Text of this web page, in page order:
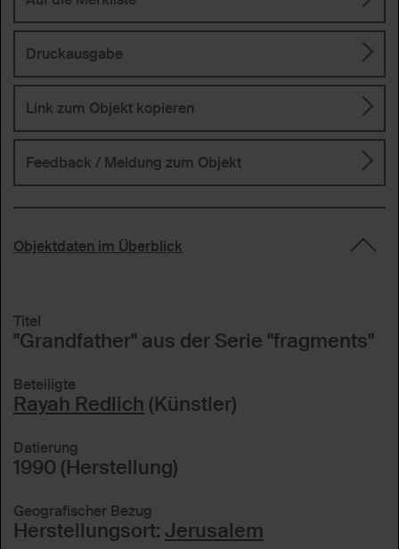
Druckausgabe
Link zum Objekt kopieren
Feedback / Meldung zum Objekt
Objektdaten im Überblick
Titel
"Grandfather" aus der Serie "fragments"
Beteiligte
Rayah Redlich (Künstler)
Datierung
1990 (Herstellung)
Geografischer Bezug
Herstellungsort: Jerusalem